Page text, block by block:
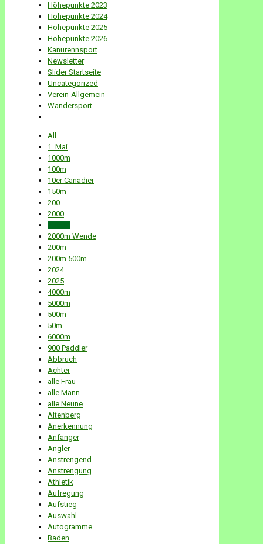
Höhepunkte 2023
Höhepunkte 2024
Höhepunkte 2025
Höhepunkte 2026
Kanurennsport
Newsletter
Slider Startseite
Uncategorized
Verein-Allgemein
Wandersport
All
1. Mai
1000m
100m
10er Canadier
150m
200
2000
2000m Wende
200m
200m 500m
2024
2025
4000m
5000m
500m
50m
6000m
900 Paddler
Abbruch
Achter
alle Frau
alle Mann
alle Neune
Altenberg
Anerkennung
Anfänger
Angler
Anstrengend
Anstrengung
Athletik
Aufregung
Aufstieg
Auswahl
Autogramme
Baden